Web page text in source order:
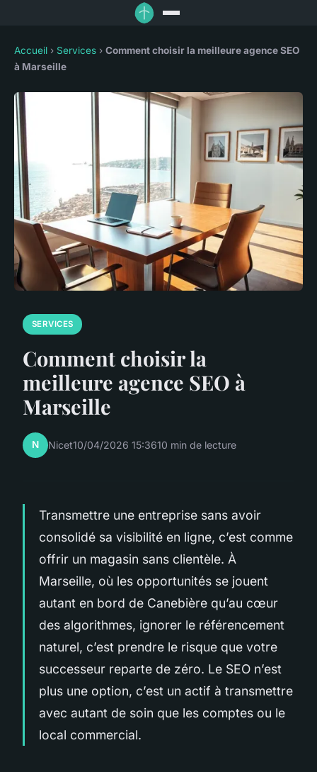
Accueil › Services › Comment choisir la meilleure agence SEO
à Marseille
SERVICES
Comment choisir la
meilleure agence SEO à
Marseille
N Nicet10/04/2026 15:3610 min de lecture
Transmettre une entreprise sans avoir
consolidé sa visibilité en ligne, c’est comme
offrir un magasin sans clientèle. À
Marseille, où les opportunités se jouent
autant en bord de Canebière qu’au cœur
des algorithmes, ignorer le référencement
naturel, c’est prendre le risque que votre
successeur reparte de zéro. Le SEO n’est
plus une option, c’est un actif à transmettre
avec autant de soin que les comptes ou le
local commercial.